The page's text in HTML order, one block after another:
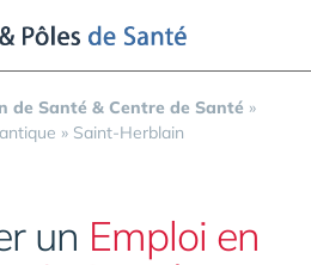
de Santé & Centre de Santé »
» Saint-Herblain
un Emploi en